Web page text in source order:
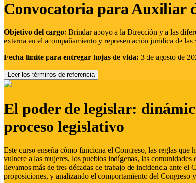
Convocatoria para Auxiliar
Objetivo del cargo: Brindar apoyo a la Dirección y a las
externa en el acompañamiento y representación jurídica de
Fecha límite para entregar hojas de vida: 3 de agosto de
Leer los términos de referencia
El poder de legislar:
proceso legislativo
Este curso enseña cómo funciona el Congreso, las reglas
vulnere a las mujeres, los pueblos indígenas, las
llevamos más de tres décadas de trabajo de incidencia ante
proposiciones, y analizando el comportamiento del Congreso